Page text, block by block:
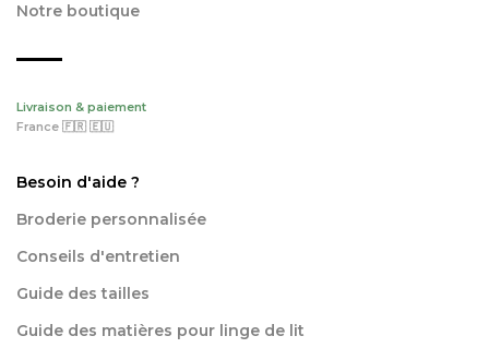
Notre boutique
Livraison & paiement
France 🇫🇷 🇪🇺
Besoin d'aide ?
Broderie personnalisée
Conseils d'entretien
Guide des tailles
Guide des matières pour linge de lit